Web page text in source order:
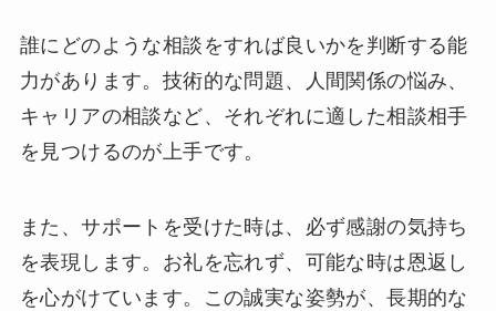
誰にどのような相談をすれば良いかを判断する能
力があります。技術的な問題、人間関係の悩み、
キャリアの相談など、それぞれに適した相談相手
を見つけるのが上手です。
また、サポートを受けた時は、必ず感謝の気持ち
を表現します。お礼を忘れず、可能な時は恩返し
を心がけています。この誠実な姿勢が、長期的な